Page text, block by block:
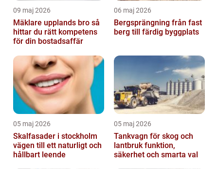
09 maj 2026
Mäklare upplands bro så
hittar du rätt kompetens
för din bostadsaffär
06 maj 2026
Bergsprängning från fast
berg till färdig byggplats
05 maj 2026
Skalfasader i stockholm
vägen till ett naturligt och
hållbart leende
05 maj 2026
Tankvagn för skog och
lantbruk funktion,
säkerhet och smarta val